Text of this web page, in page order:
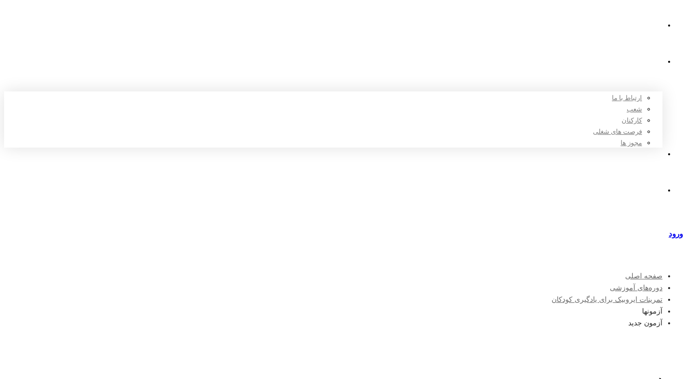
ارتباط با ما
شعب
کارکنان
فرصت های شغلی
مجوز ها
ورود
صفحه اصلی
دوره‌های آموزشی
تمرینات ایروبیک برای یادگیری کودکان
آزمونها
آزمون جدید